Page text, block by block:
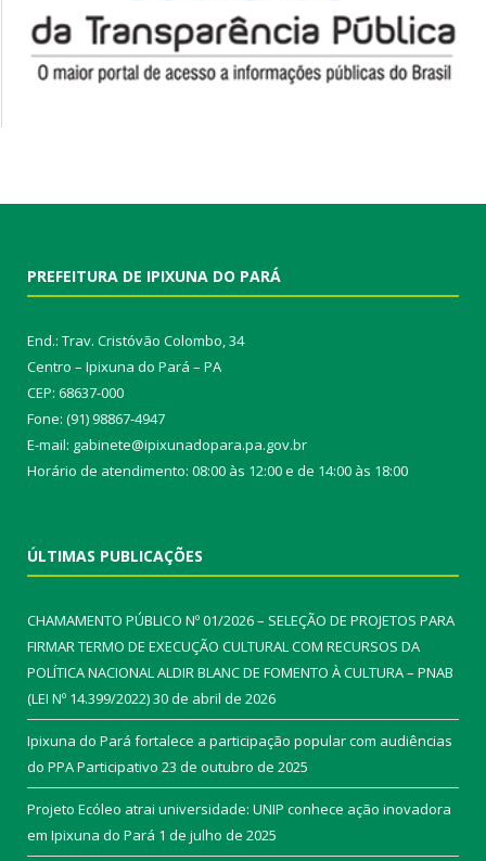
PREFEITURA DE IPIXUNA DO PARÁ
End.: Trav. Cristóvão Colombo, 34
Centro – Ipixuna do Pará – PA
CEP: 68637-000
Fone: (91) 98867-4947
E-mail: gabinete@ipixunadopara.pa.gov.br
Horário de atendimento: 08:00 às 12:00 e de 14:00 às 18:00
ÚLTIMAS PUBLICAÇÕES
CHAMAMENTO PÚBLICO Nº 01/2026 – SELEÇÃO DE PROJETOS PARA
FIRMAR TERMO DE EXECUÇÃO CULTURAL COM RECURSOS DA
POLÍTICA NACIONAL ALDIR BLANC DE FOMENTO À CULTURA – PNAB
(LEI Nº 14.399/2022)30 de abril de 2026
Ipixuna do Pará fortalece a participação popular com audiências
do PPA Participativo 23 de outubro de 2025
Projeto Ecóleo atrai universidade: UNIP conhece ação inovadora
em Ipixuna do Pará 1 de julho de 2025